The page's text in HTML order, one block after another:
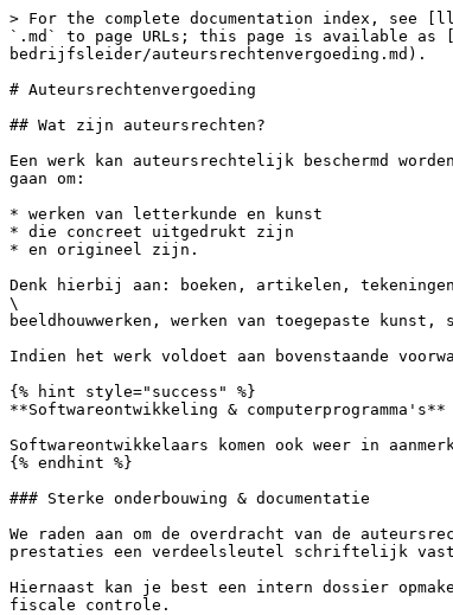
> For the complete documentation index, see
`.md` to page URLs; this page is available as
bedrijfsleider/auteursrechtenvergoeding.md).
# Auteursrechtenvergoeding
## Wat zijn auteursrechten?
Een werk kan auteursrechtelijk beschermd
gaan om:
* werken van letterkunde en kunst
* die concreet uitgedrukt zijn
* en origineel zijn.
Denk hierbij aan: boeken, artikelen,
\
beeldhouwwerken, werken van toegepaste kunst,
Indien het werk voldoet aan bovenstaande
{% hint style="success" %}
**Softwareontwikkeling & computerprogramma's**
Softwareontwikkelaars komen ook weer in
{% endhint %}
### Sterke onderbouwing & documentatie
We raden aan om de overdracht van de
prestaties een verdeelsleutel schriftelijk vast
Hiernaast kan je best een intern dossier
fiscale controle.